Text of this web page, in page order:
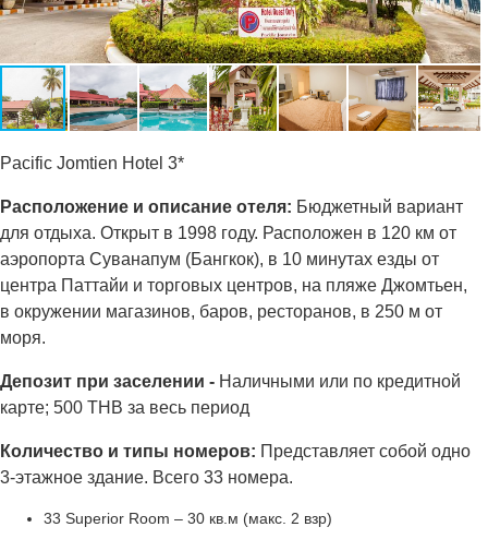
Pacific Jomtien Hotel 3*
Расположение и описание отеля: Бюджетный вариант
для отдыха. Открыт в 1998 году. Расположен в 120 км от
аэропорта Суванапум (Бангкок), в 10 минутах езды от
центра Паттайи и торговых центров, на пляже Джомтьен,
в окружении магазинов, баров, ресторанов, в 250 м от
моря.
Депозит при заселении - Наличными или по кредитной
карте; 500 THB за весь период
Количество и типы номеров: Представляет собой одно
3-этажное здание. Всего 33 номера.
33 Superior Room – 30 кв.м (макс. 2 взр)